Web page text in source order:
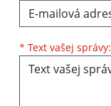
* Text vašej správy: